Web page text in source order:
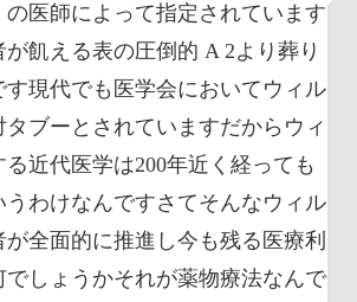
医師によって指定されています
が飢える表の圧倒的 A 2より葬り
現代でも医学会においてウィル
タブーとされていますだからウィ
近代医学は200年近く経っても
うわけなんですさてそんなウィル
全面的に推進し今も残る医療利
しょうかそれが薬物療法なんで